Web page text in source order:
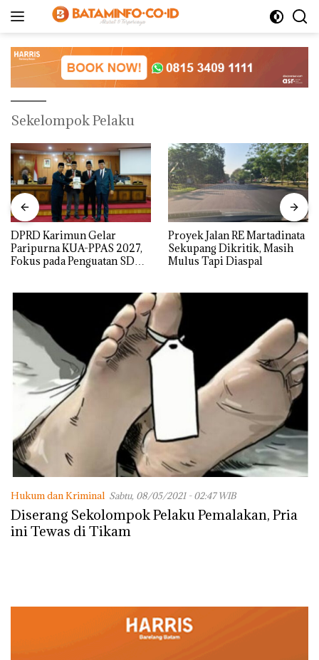
Sekelompok Pelaku
DPRD Karimun Gelar
Paripurna KUA-PPAS 2027,
Fokus pada Penguatan SDM,
Proyek Jalan RE Martadinata
Sekupang Dikritik, Masih
Mulus Tapi Diaspal
Hukum dan Kriminal Sabtu, 08/05/2021 - 02:47 WIB
Diserang Sekolompok Pelaku Pemalakan, Pria
ini Tewas di Tikam